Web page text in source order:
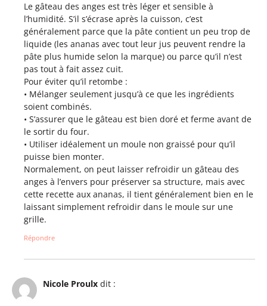
Le gâteau des anges est très léger et sensible à
l’humidité. S’il s’écrase après la cuisson, c’est
généralement parce que la pâte contient un peu trop de
liquide (les ananas avec tout leur jus peuvent rendre la
pâte plus humide selon la marque) ou parce qu’il n’est
pas tout à fait assez cuit.
Pour éviter qu’il retombe :
• Mélanger seulement jusqu’à ce que les ingrédients
soient combinés.
• S’assurer que le gâteau est bien doré et ferme avant de
le sortir du four.
• Utiliser idéalement un moule non graissé pour qu’il
puisse bien monter.
Normalement, on peut laisser refroidir un gâteau des
anges à l’envers pour préserver sa structure, mais avec
cette recette aux ananas, il tient généralement bien en le
laissant simplement refroidir dans le moule sur une
grille.
Répondre
Nicole Proulx dit :